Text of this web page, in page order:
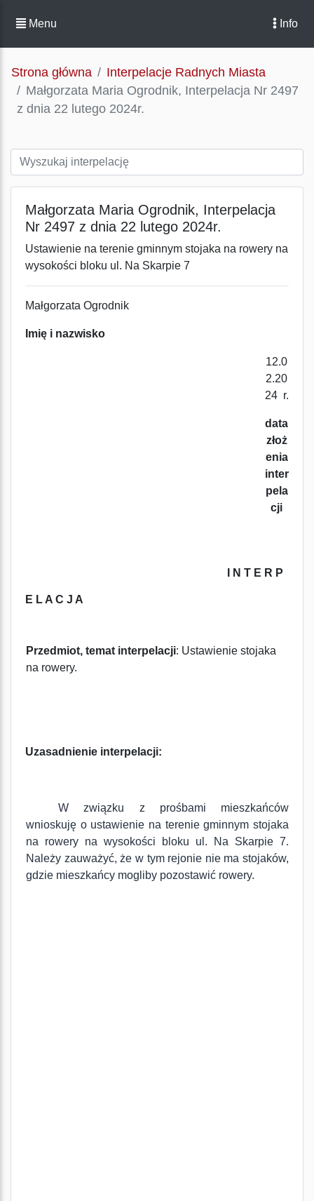
Menu Info
Strona główna
Interpelacje Radnych Miasta
Małgorzata Maria Ogrodnik, Interpelacja Nr 2497
z dnia 22 lutego 2024r.
Małgorzata Maria Ogrodnik, Interpelacja
Nr 2497 z dnia 22 lutego 2024r.
Ustawienie na terenie gminnym stojaka na rowery na
wysokości bloku ul. Na Skarpie 7
Małgorzata Ogrodnik
Imię i nazwisko
12.0
2.20
24 r.
data
złoż
enia
inter
pela
cji
I N T E R P
E L A C J A
Przedmiot, temat interpelacji: Ustawienie stojaka
na rowery.
Uzasadnienie interpelacji:
W związku z prośbami mieszkańców
wnioskuję o ustawienie na terenie gminnym stojaka
na rowery na wysokości bloku ul. Na Skarpie 7.
Należy zauważyć, że w tym rejonie nie ma stojaków,
gdzie mieszkańcy mogliby pozostawić rowery.